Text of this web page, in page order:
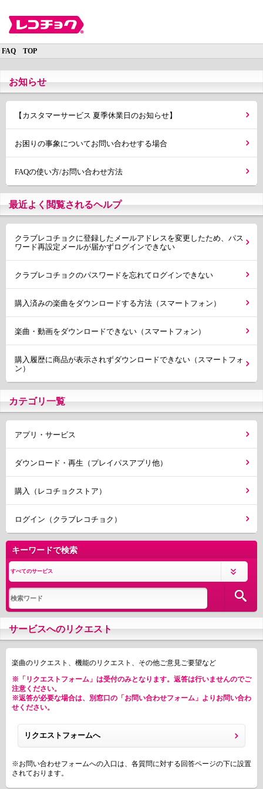
FAQ TOP
お知らせ
【カスタマーサービス 夏季休業日のお知らせ】
お困りの事象についてお問い合わせする場合
FAQの使い方/お問い合わせ方法
最近よく閲覧されるヘルプ
クラブレコチョクに登録したメールアドレスを変更したため、パス
ワード再設定メールが届かずログインできない
クラブレコチョクのパスワードを忘れてログインできない
購入済みの楽曲をダウンロードする方法（スマートフォン）
楽曲・動画をダウンロードできない（スマートフォン）
購入履歴に商品が表示されずダウンロードできない（スマートフォ
ン）
カテゴリ一覧
アプリ・サービス
ダウンロード・再生（プレイパスアプリ他）
購入（レコチョクストア）
ログイン（クラブレコチョク）
キーワードで検索
サービスへのリクエスト
楽曲のリクエスト、機能のリクエスト、その他ご意見ご要望など
※「リクエストフォーム」は受付のみとなります。返答は行いませんのでご
注意ください。
※返答が必要な場合は、別窓口の「お問い合わせフォーム」よりお問い合わ
せください。
リクエストフォームへ
※お問い合わせフォームへの入口は、各質問に対する回答ページの下に設置
されております。